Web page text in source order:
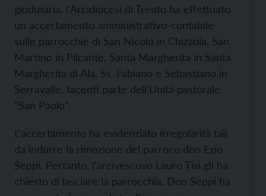
giudiziaria, l'Arcidiocesi di Trento ha effettuato
un accertamento amministrativo-contabile
sulle parrocchie di San Nicolò in Chizzola, San
Martino in Pilcante, Santa Margherita in Santa
Margherita di Ala, Ss. Fabiano e Sebastiano in
Serravalle, facenti parte dell’Unità pastorale
“San Paolo”.
L’accertamento ha evidenziato irregolarità tali
da indurre la rimozione del parroco don Ezio
Seppi. Pertanto, l'arcivescovo Lauro Tisi gli ha
chiesto di lasciare la parrocchia. Don Seppi ha